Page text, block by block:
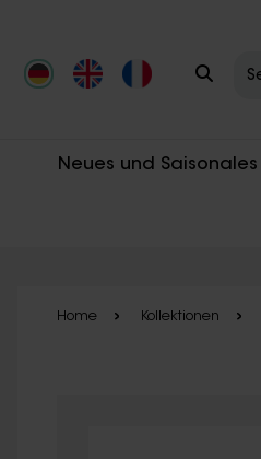
Neues und Saisonales
Home Kollektionen